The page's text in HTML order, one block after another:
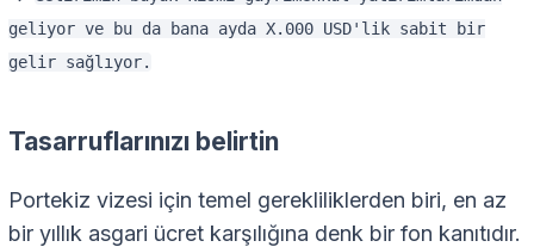
geliyor ve bu da bana ayda X.000 USD'lik sabit bir
gelir sağlıyor.
Tasarruflarınızı belirtin
Portekiz vizesi için temel gerekliliklerden biri, en az
bir yıllık asgari ücret karşılığına denk bir fon kanıtıdır.